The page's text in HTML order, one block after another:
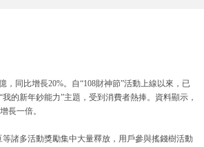
，同比增長20%。自“108財神節”活動上線以來，已
的新年鈔能力”主題，受到消費者熱捧。資料顯示，
長一倍。
諸多活動獎勵集中大量釋放，用戶參與搖錢樹活動